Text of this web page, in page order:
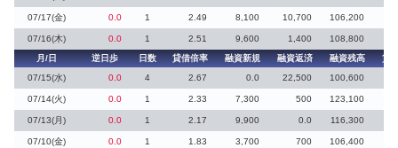
07/17(金) 0.0 1 2.49 8,100 10,700 106,200
07/16(木) 0.0 1 2.51 9,600 1,400 108,800
月/日
逆日歩 日数 貸借倍率 融資新規 融資返済 融資残高
貸
07/15(水)
0.0 4 2.67 0.0 22,500 100,600
07/14(火) 0.0 1 2.33 7,300 500 123,100
07/13(月) 0.0 1 2.17 9,900 0.0 116,300
07/10(金) 0.0 1 1.83 3,700 700 106,400